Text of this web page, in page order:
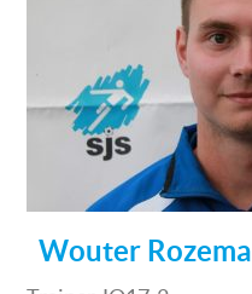
Wouter Rozema